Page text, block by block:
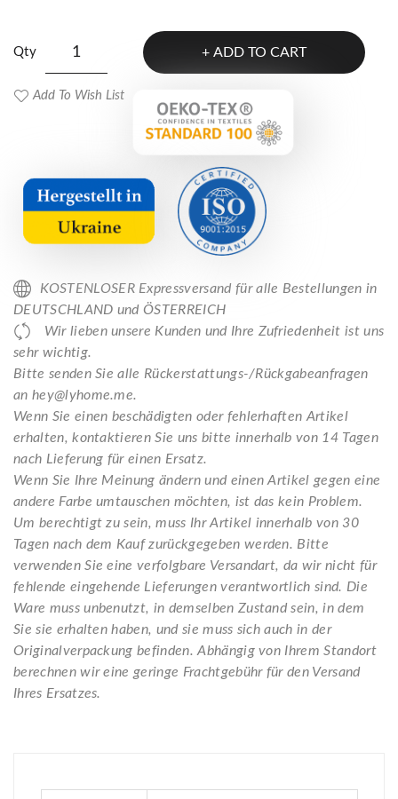
Qty ADD TO CART
Add To Wish List
KOSTENLOSER Expressversand für alle Bestellungen in
DEUTSCHLAND und ÖSTERREICH
Wir lieben unsere Kunden und Ihre Zufriedenheit ist uns
sehr wichtig.
Bitte senden Sie alle Rückerstattungs-/Rückgabeanfragen
an hey@lyhome.me.
Wenn Sie einen beschädigten oder fehlerhaften Artikel
erhalten, kontaktieren Sie uns bitte innerhalb von 14 Tagen
nach Lieferung für einen Ersatz.
Wenn Sie Ihre Meinung ändern und einen Artikel gegen eine
andere Farbe umtauschen möchten, ist das kein Problem.
Um berechtigt zu sein, muss Ihr Artikel innerhalb von 30
Tagen nach dem Kauf zurückgegeben werden. Bitte
verwenden Sie eine verfolgbare Versandart, da wir nicht für
fehlende eingehende Lieferungen verantwortlich sind. Die
Ware muss unbenutzt, in demselben Zustand sein, in dem
Sie sie erhalten haben, und sie muss sich auch in der
Originalverpackung befinden. Abhängig von Ihrem Standort
berechnen wir eine geringe Frachtgebühr für den Versand
Ihres Ersatzes.